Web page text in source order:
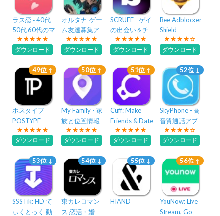
ラス恋 ‐ 40代
50代 60代のマ
ッチングアプ
リ・出会い
ダウンロード
オルタナ-ゲー
ム友達募集ア
プリ
ダウンロード
SCRUFF - ゲイ
の出会い＆チ
ャット
ダウンロード
Bee Adblocker
Shield
ダウンロード
49位 ↑
ポスタイプ
POSTYPE
ダウンロード
50位 ↑
My Family - 家
族と位置情報
共有アプリ、
自分の電話
ダウンロード
51位 ↑
Cuff: Make
Friends & Date
ダウンロード
52位 ↓
SkyPhone - 高
音質通話アプ
リ
ダウンロード
53位 ↓
SSSTik: HD て
ぃくとっく 動
54位 ↓
東カレロマン
ス 恋活・婚
55位 ↓
HIAND
56位 ↑
YouNow: Live
Stream, Go